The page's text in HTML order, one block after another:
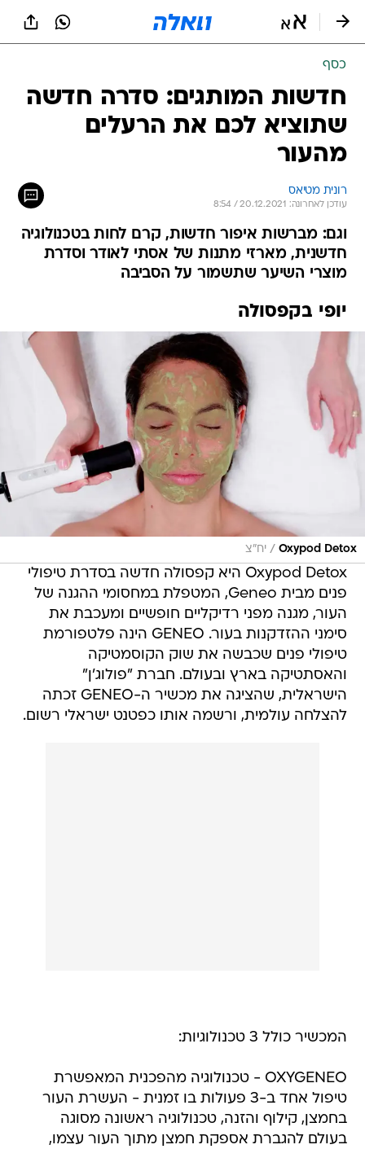
כסף
חדשות המותגים: סדרה חדשה
שתוציא לכם את הרעלים
מהעור
רונית מטיאס
עודכן לאחרונה: 20.12.2021 / 8:54
וגם: מברשות איפור חדשות, קרם לחות בטכנולוגיה
חדשנית, מארזי מתנות של אסתי לאודר וסדרת
מוצרי השיער שתשמור על הסביבה
יופי בקפסולה
Oxypod Detox
/ יח"צ
Oxypod Detox היא קפסולה חדשה בסדרת טיפולי
פנים מבית Geneo, המטפלת במחסומי ההגנה של
העור, מגנה מפני רדיקליים חופשיים ומעכבת את
סימני ההזדקנות בעור. GENEO הינה פלטפורמת
טיפולי פנים שכבשה את שוק הקוסמטיקה
והאסתטיקה בארץ ובעולם. חברת "פולוג'ן"
הישראלית, שהציגה את מכשיר ה-GENEO זכתה
להצלחה עולמית, ורשמה אותו כפטנט ישראלי רשום.
המכשיר כולל 3 טכנולוגיות:
OXYGENEO - טכנולוגיה מהפכנית המאפשרת
טיפול אחד ב-3 פעולות בו זמנית - העשרת העור
בחמצן, קילוף והזנה, טכנולוגיה ראשונה מסוגה
בעולם להגברת אספקת חמצן מתוך העור עצמו,